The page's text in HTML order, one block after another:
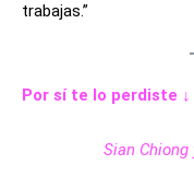
trabajas.”
Por sí te lo perdiste ↓
Sian Chiong